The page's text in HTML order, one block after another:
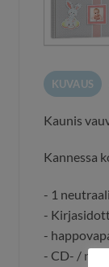
KUVAUS
Kaunis
Kannessa
- 1
-
-
- CD- /